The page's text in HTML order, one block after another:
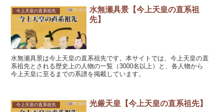
今上天皇の直系祖先
水無瀬具景【今上天皇の直系祖
先】
水無瀬具景は今上天皇の直系祖先です。本サイトでは、今上天皇の直
系祖先とされる歴史上の人物の一覧（3000名以上）と、各人物から
今上天皇に至るまでの系譜を掲載しています。
今上天皇の直系祖先 光厳天皇【今上天皇の直系祖先】